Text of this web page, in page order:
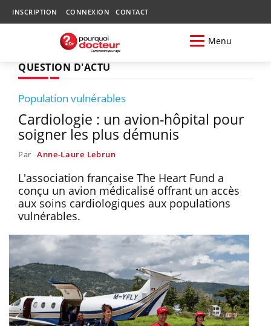
INSCRIPTION CONNEXION CONTACT
Menu
QUESTION D'ACTU
Population vulnérables
Cardiologie : un avion-hôpital pour
soigner les plus démunis
Par Anne-Laure Lebrun
L'association française The Heart Fund a
conçu un avion médicalisé offrant un accès
aux soins cardiologiques aux populations
vulnérables.